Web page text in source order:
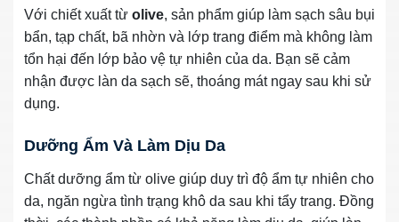
Với chiết xuất từ olive, sản phẩm giúp làm sạch sâu bụi
bẩn, tạp chất, bã nhờn và lớp trang điểm mà không làm
tổn hại đến lớp bảo vệ tự nhiên của da. Bạn sẽ cảm
nhận được làn da sạch sẽ, thoáng mát ngay sau khi sử
dụng.
Dưỡng Ẩm Và Làm Dịu Da
Chất dưỡng ẩm từ olive giúp duy trì độ ẩm tự nhiên cho
da, ngăn ngừa tình trạng khô da sau khi tẩy trang. Đồng